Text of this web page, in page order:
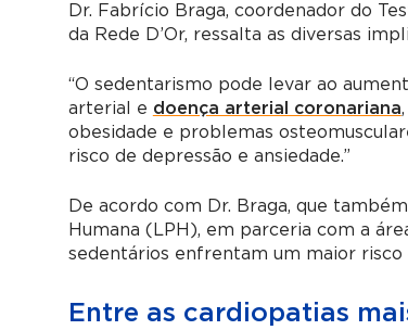
Dr. Fabrício Braga, coordenador do
da Rede D’Or, ressalta as diversas
“O sedentarismo pode levar ao
arterial e doença arterial coronariana
obesidade e problemas
risco de depressão e ansiedade.”
De acordo com Dr. Braga, que
Humana (LPH), em parceria com a
sedentários enfrentam um maior risco
Entre as cardiopatias